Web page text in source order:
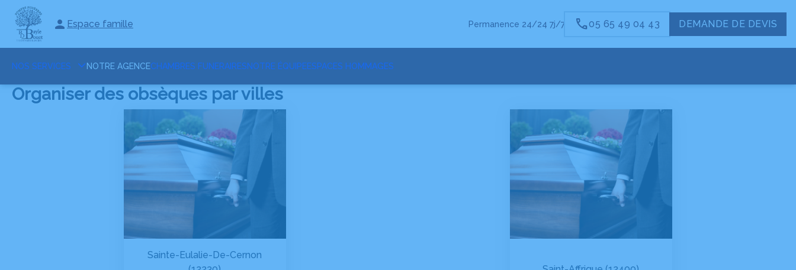
Espace famille Permanence 24/24 7j/7 05 65 49 04 43 DEMANDE DE DEVIS
NOS SERVICES NOTRE AGENCECHAMBRES FUNERAIRESNOTRE ÉQUIPEESPACES HOMMAGES
Organiser des obsèques par villes
Sainte-Eulalie-De-Cernon